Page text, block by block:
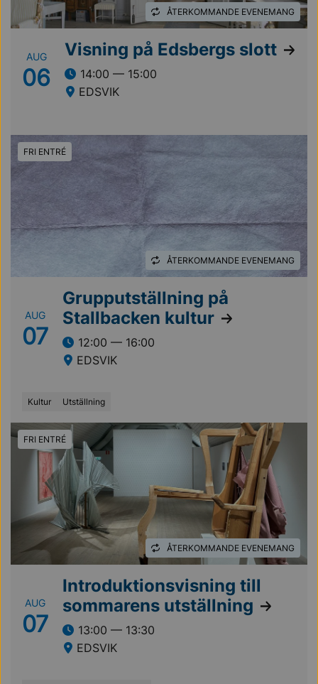
ÅTERKOMMANDE EVENEMANG
AUG
06
Visning på Edsbergs slott
14:00 — 15:00
EDSVIK
FRI ENTRÉ
ÅTERKOMMANDE EVENEMANG
AUG
07
Grupputställning på
Stallbacken kultur
12:00 — 16:00
EDSVIK
Kultur Utställning
FRI ENTRÉ
ÅTERKOMMANDE EVENEMANG
AUG
07
Introduktionsvisning till
sommarens utställning
13:00 — 13:30
EDSVIK